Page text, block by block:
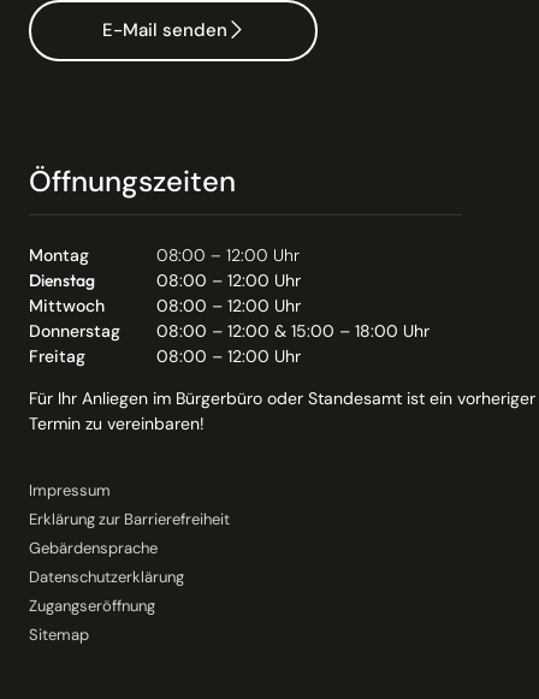
E-Mail senden
Öffnungszeiten
Montag
08:00 – 12:00 Uhr
Dienstag
08:00 – 12:00 Uhr
Mittwoch
08:00 – 12:00 Uhr
Donnerstag
08:00 – 12:00 & 15:00 – 18:00 Uhr
Freitag
08:00 – 12:00 Uhr
Für Ihr Anliegen im Bürgerbüro oder Standesamt ist ein vorheriger
Termin zu vereinbaren!
Impressum
Erklärung zur Barrierefreiheit
Gebärdensprache
Datenschutzerklärung
Zugangseröffnung
Sitemap